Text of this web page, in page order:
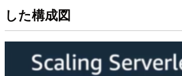
した構成図